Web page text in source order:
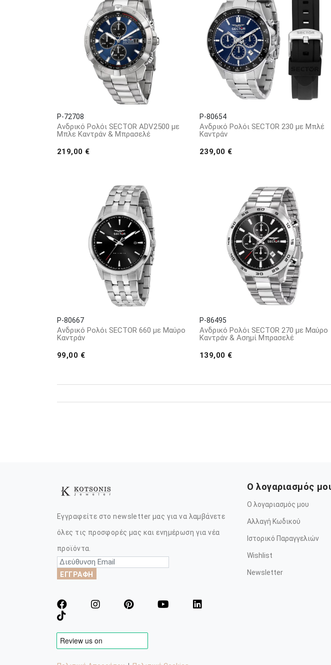
P-72708
Ανδρικό Ρολόι SECTOR ADV2500 με
Μπλε Καντράν & Μπρασελέ
219,00 €
P-80654
Ανδρικό Ρολόι SECTOR 230 με Μπλέ
Καντράν
239,00 €
P-80667
Ανδρικό Ρολόι SECTOR 660 με Μαύρο
Καντράν
99,00 €
P-86495
Ανδρικό Ρολόι SECTOR 270 με Μαύρο
Καντράν & Ασημί Μπρασελέ
139,00 €
Εγγραφείτε στο newsletter μας για να λαμβάνετε
όλες τις προσφορές μας και ενημέρωση για νέα
προϊόντα.
ΕΓΓΡΑΦΗ
Ο λογαριασμός
Ο λογαριασμός μου
Αλλαγή Κωδικού
Ιστορικό Παραγγελιών
Wishlist
Newsletter